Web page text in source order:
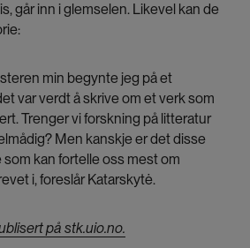
går inn i glemselen. Likevel kan de
min begynte jeg på et
var verdt å skrive om et verk som
Trenger vi forskning på litteratur
Men kanskje er det disse
kan fortelle oss mest om
i, foreslår Katarskytė.
på stk.uio.no.